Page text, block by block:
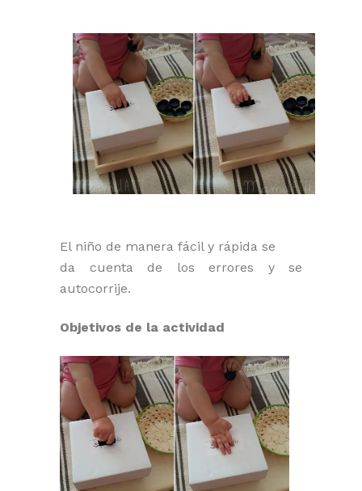
El niño de manera fácil y rápida se
da cuenta de los errores y se
autocorrije.
Objetivos de la actividad